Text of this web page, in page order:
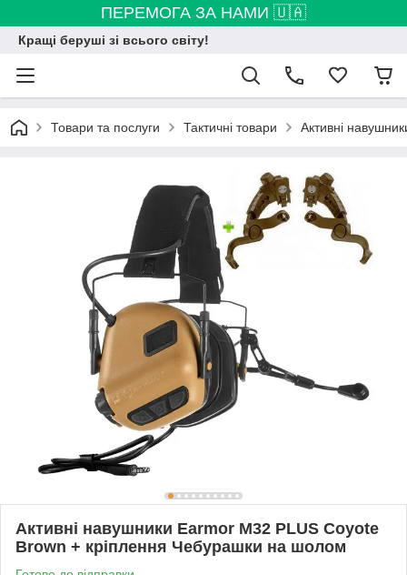
ПЕРЕМОГА ЗА НАМИ 🇺🇦
Кращі беруші зі всього світу!
Товари та послуги Тактичні товари Активні
Активні навушники Earmor M32 PLUS Coyote
Brown + кріплення Чебурашки на шолом